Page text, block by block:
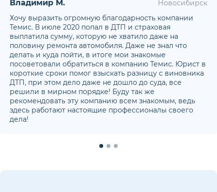
Владимир М.
Новосибирск
Хочу выразить огромную благодарность компании
Темис. В июле 2020 попал в ДТП и страховая
выплатила сумму, которую не хватило даже на
половину ремонта автомобиля. Даже не знал что
делать и куда пойти, в итоге мои знакомые
посоветовали обратиться в компанию Темис. Юрист в
короткие сроки помог взыскать разницу с виновника
ДТП, при этом дело даже не дошло до суда, все
решили в мирном порядке! Буду так же
рекомендовать эту компанию всем знакомым, ведь
здесь работают настоящие профессионалы своего
дела!